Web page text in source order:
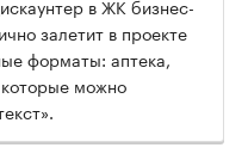
в ЖК бизнес-
залетит в проекте
форматы: аптека,
можно